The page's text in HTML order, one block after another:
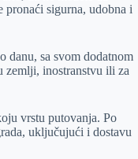
pronaći sigurna, udobna i
danu, sa svom dodatnom
zemlji, inostranstvu ili za
vrstu putovanja. Po
uključujući i dostavu